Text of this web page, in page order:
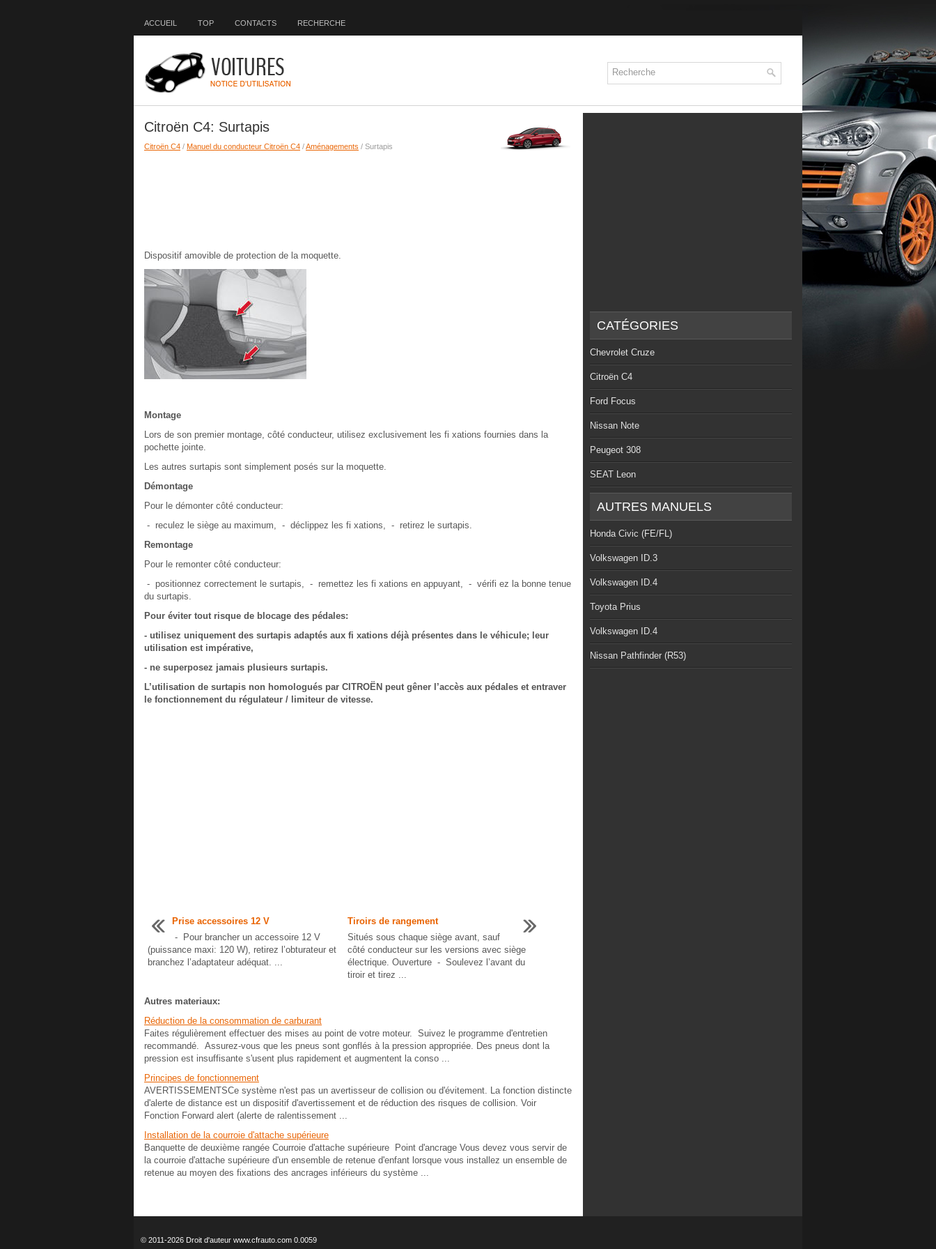
ACCUEIL TOP CONTACTS RECHERCHE
Citroën C4: Surtapis
Citroën C4 / Manuel du conducteur Citroën C4 /Aménagements / Surtapis
Dispositif amovible de protection de la moquette.
Montage
Lors de son premier montage, côté conducteur, utilisez exclusivement les fi xations fournies dans la
pochette jointe.
Les autres surtapis sont simplement posés sur la moquette.
Démontage
Pour le démonter côté conducteur:
- reculez le siège au maximum, - déclippez les fi xations, - retirez le surtapis.
Remontage
Pour le remonter côté conducteur:
- positionnez correctement le surtapis, - remettez les fi xations en appuyant, - vérifi ez la bonne tenue
du surtapis.
Pour éviter tout risque de blocage des pédales:
- utilisez uniquement des surtapis adaptés aux fi xations déjà présentes dans le véhicule; leur
utilisation est impérative,
- ne superposez jamais plusieurs surtapis.
L’utilisation de surtapis non homologués par CITROËN peut gêner l’accès aux pédales et entraver
le fonctionnement du régulateur / limiteur de vitesse.
Prise accessoires 12 V
- Pour brancher un accessoire 12 V
(puissance maxi: 120 W), retirez l’obturateur et
branchez l’adaptateur adéquat. ...
Tiroirs de rangement
Situés sous chaque siège avant, sauf
côté conducteur sur les versions avec siège
électrique. Ouverture - Soulevez l’avant du
tiroir et tirez ...
Autres materiaux:
Réduction de la consommation de carburant
Faites régulièrement effectuer des mises au point de votre moteur. Suivez le programme d'entretien
recommandé. Assurez-vous que les pneus sont gonflés à la pression appropriée. Des pneus dont la
pression est insuffisante s'usent plus rapidement et augmentent la conso ...
Principes de fonctionnement
AVERTISSEMENTSCe système n'est pas un avertisseur de collision ou d'évitement. La fonction distincte
d'alerte de distance est un dispositif d'avertissement et de réduction des risques de collision. Voir
Fonction Forward alert (alerte de ralentissement ...
Installation de la courroie d'attache supérieure
Banquette de deuxième rangée Courroie d'attache supérieure Point d'ancrage Vous devez vous servir de
la courroie d'attache supérieure d'un ensemble de retenue d'enfant lorsque vous installez un ensemble de
retenue au moyen des fixations des ancrages inférieurs du système ...
CATÉGORIES
Chevrolet Cruze
Citroën C4
Ford Focus
Nissan Note
Peugeot 308
SEAT Leon
AUTRES MANUELS
Honda Civic (FE/FL)
Volkswagen ID.3
Volkswagen ID.4
Toyota Prius
Volkswagen ID.4
Nissan Pathfinder (R53)
© 2011-2026 Droit d'auteur www.cfrauto.com 0.0059